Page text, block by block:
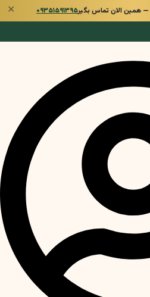
— همین الان تماس بگیر۰۹۳۵۱۵۹۱۳۹۵ ✕